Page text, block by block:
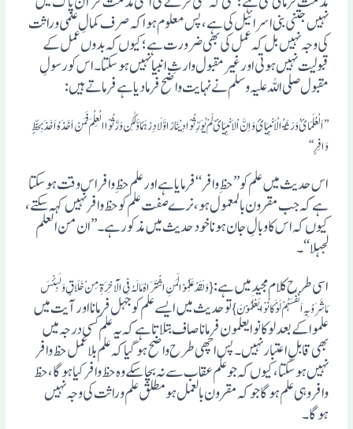
نہیں جتنی بنی اسرائیل کی ہے ، پس معلوم ہوا کہ صرف کمالِ علمی وراثت
کی وجہ نہیں بل کہ عمل کی بھی ضرورت ہے؛ کیوں کہ بدوں عمل کے
قبولیت نہیں ہوتی اور غیر مقبول وارثِ انبیا نہیں ہوسکتا ۔ اس کو رسولِ
مقبول صلی اللہ علیہ وسلم نے نہایت واضح فرمادیا ہے فرماتے ہیں :
’’ اَلْعُلَمَائُ وَرَثَۃُ الْاَنْبِیَائِ وَاِنَّ اْلاَنْبِیَائَ لَمْ یُوَرِّثُوْا دِیْنَارًا وَّلَا دِرْہَمًا وَّلٰکِن وَرَّثُوْا الْعِلْمَ فَمَنْ اَخَذَہُ اَخَذَ بِحَظٍّ
وَافِرٍ ‘‘
اس حدیث میں علم کو’’ حظِ وافر ‘‘فرمایا ہے اور علم حظِ وافر اس وقت ہوسکتا
ہے کہ جب مقرون بالمعمول ہو، نرے صفت علم کو حظ وافر نہیں کہہ سکتے ،
کیوں کہ اس کا وبالِ جان ہونا خود حدیث میں مذکور ہے۔ ’’ ان من العلم
لجہلا ‘‘۔
اسی طرح کلام مجید میں ہے :{وَلَقَدْ عَلِمُوْا لَمَنِ اشْتَرَاہُ مَالَہُ فِی الْآخِرَۃِ مِنْ خَلَاقٍ وَلَبِئْسَ
مَاشَرَوْبِہِ اَنْفُسَہُمْ لَوْ کَانُوْا یَعْلَمُوْنَ }تو حدیث میں ایسے علم کو جہل فرمانا اور آیت میں
علموا کے بعد لوکانوا یعلمون فرمانا صاف بتلاتا ہے کہ یہ علم کسی درجہ میں
بھی قابلِ اعتبار نہیں ۔ پس اچھی طرح واضح ہوگیا کہ علم بلا عمل حظ وافر
نہیں ہوسکتا ، کیوں کہ جو علم عقاب سے نہ بچا سکے وہ حظ وافر کیا ہو گا ، حظ
وافر وہی علم ہوگا جو کہ مقرون بالعمل ہو مطلق علم وراثت کی وجہ نہیں
ہوگا۔